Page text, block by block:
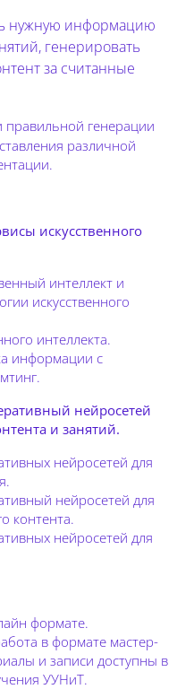
нужную информацию
генерировать
за считанные
генерации
различной
искусственного
интеллект и
искусственного
интеллекта.
информации с
нейросетей
и занятий.
нейросетей для
нейросетей для
контента.
нейросетей для
формате.
в формате мастер-
и записи доступны в
УУНиТ.